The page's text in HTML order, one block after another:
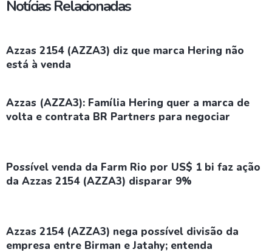
Notícias Relacionadas
Azzas 2154 (AZZA3) diz que marca Hering não
está à venda
Azzas (AZZA3): Família Hering quer a marca de
volta e contrata BR Partners para negociar
Possível venda da Farm Rio por US$ 1 bi faz ação
da Azzas 2154 (AZZA3) disparar 9%
Azzas 2154 (AZZA3) nega possível divisão da
empresa entre Birman e Jatahy; entenda